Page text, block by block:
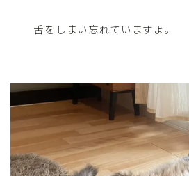
舌をしまい忘れていますよ。